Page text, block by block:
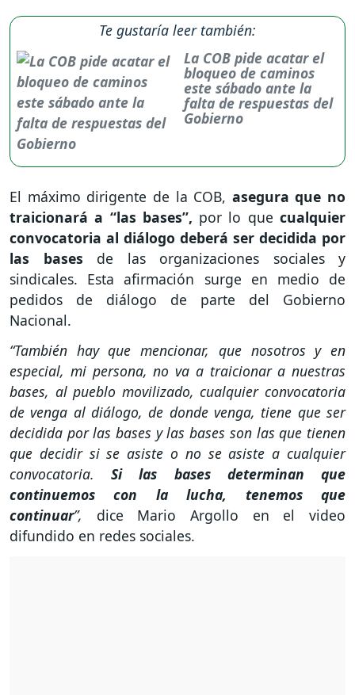
Te gustaría leer también:
La COB pide acatar el
bloqueo de caminos
este sábado ante la
falta de respuestas del
Gobierno
El máximo dirigente de la COB, asegura que no
traicionará a “las bases”, por lo quecualquier
convocatoria al diálogo deberá ser decidida por
las bases de las organizaciones sociales y
sindicales. Esta afirmación surge en medio de
pedidos de diálogo de parte del Gobierno
Nacional.
“También hay que mencionar, que nosotros y en
especial, mi persona, no va a traicionar a nuestras
bases, al pueblo movilizado, cualquier convocatoria
de venga al diálogo, de donde venga, tiene que ser
decidida por las bases y las bases son las que tienen
que decidir si se asiste o no se asiste a cualquier
convocatoria.Si las bases determinan que
continuemos con la lucha, tenemos que
continuar”, dice Mario Argollo en el video
difundido en redes sociales.